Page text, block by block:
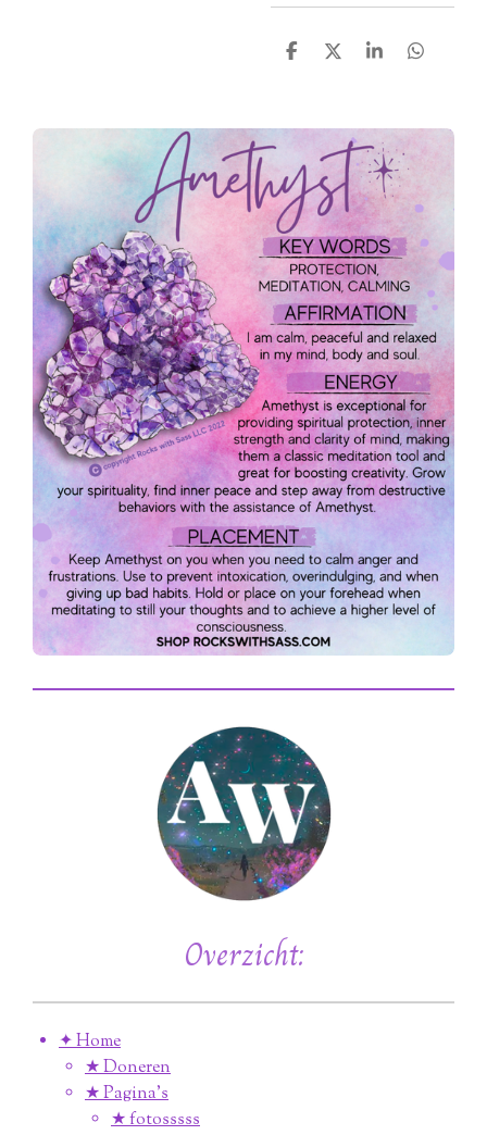
D
n
D
S
e
D
n
Overzicht:
✦ Home
★ Doneren
★ Pagina’s
★ fotosssss